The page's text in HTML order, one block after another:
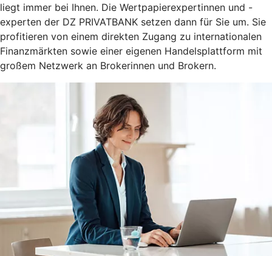
liegt immer bei Ihnen. Die Wertpapierexpertinnen und -
experten der DZ PRIVATBANK setzen dann für Sie um. Sie
profitieren von einem direkten Zugang zu internationalen
Finanzmärkten sowie einer eigenen Handelsplattform mit
großem Netzwerk an Brokerinnen und Brokern.